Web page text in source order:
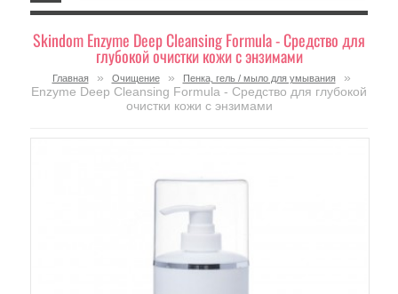
Skindom Enzyme Deep Cleansing Formula - Средство для
глубокой очистки кожи с энзимами
Главная » Очищение » Пенка, гель / мыло для умывания
»
Enzyme Deep Cleansing Formula - Средство для глубокой
очистки кожи с энзимами